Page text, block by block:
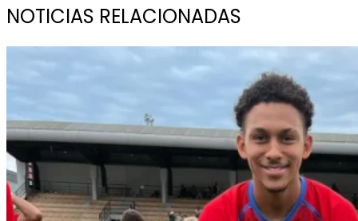
NOTICIAS RELACIONADAS